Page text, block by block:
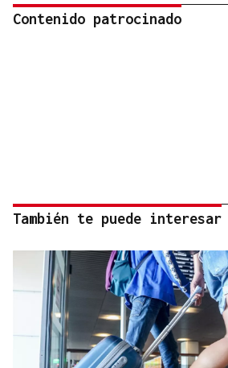
Contenido patrocinado
También te puede interesar